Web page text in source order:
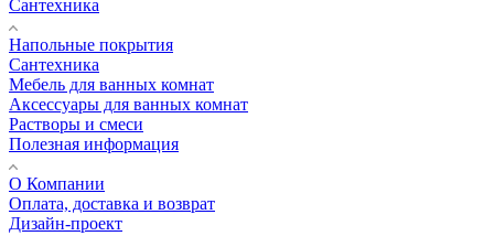
Сантехника
Напольные покрытия
Сантехника
Мебель для ванных комнат
Аксессуары для ванных комнат
Растворы и смеси
Полезная информация
О Компании
Оплата, доставка и возврат
Дизайн-проект